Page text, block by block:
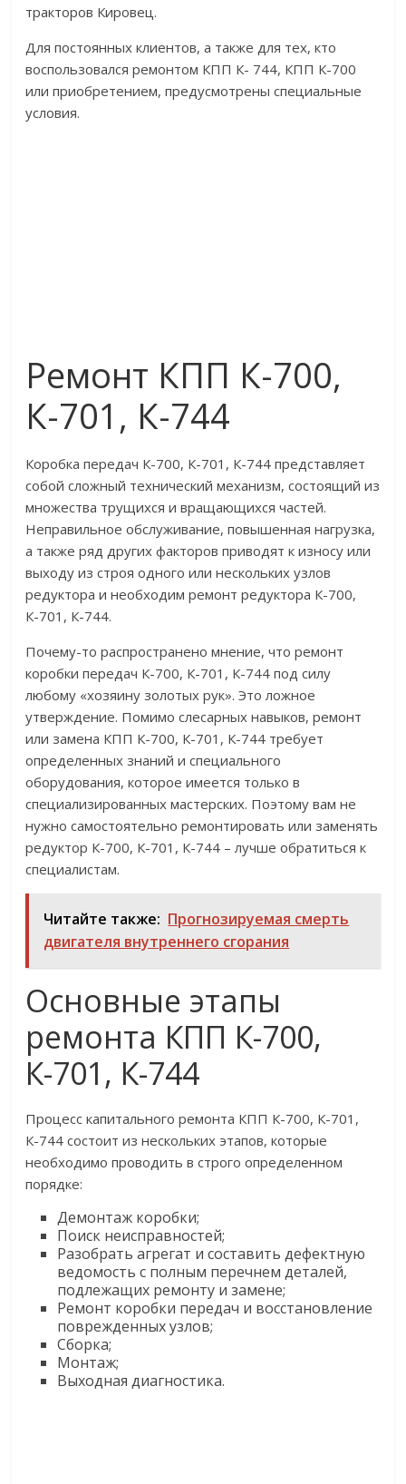
тракторов Кировец.
Для постоянных клиентов, а также для тех, кто
воспользовался ремонтом КПП К- 744, КПП К-700
или приобретением, предусмотрены специальные
условия.
Ремонт КПП К-700,
К-701, К-744
Коробка передач К-700, К-701, К-744 представляет
собой сложный технический механизм, состоящий из
множества трущихся и вращающихся частей.
Неправильное обслуживание, повышенная нагрузка,
а также ряд других факторов приводят к износу или
выходу из строя одного или нескольких узлов
редуктора и необходим ремонт редуктора К-700,
К-701, К-744.
Почему-то распространено мнение, что ремонт
коробки передач К-700, К-701, К-744 под силу
любому «хозяину золотых рук». Это ложное
утверждение. Помимо слесарных навыков, ремонт
или замена КПП К-700, К-701, К-744 требует
определенных знаний и специального
оборудования, которое имеется только в
специализированных мастерских. Поэтому вам не
нужно самостоятельно ремонтировать или заменять
редуктор К-700, К-701, К-744 – лучше обратиться к
специалистам.
Читайте также: Прогнозируемая смерть
двигателя внутреннего сгорания
Основные этапы
ремонта КПП К-700,
К-701, К-744
Процесс капитального ремонта КПП К-700, К-701,
К-744 состоит из нескольких этапов, которые
необходимо проводить в строго определенном
порядке:
Демонтаж коробки;
Поиск неисправностей;
Разобрать агрегат и составить дефектную
ведомость с полным перечнем деталей,
подлежащих ремонту и замене;
Ремонт коробки передач и восстановление
поврежденных узлов;
Сборка;
Монтаж;
Выходная диагностика.